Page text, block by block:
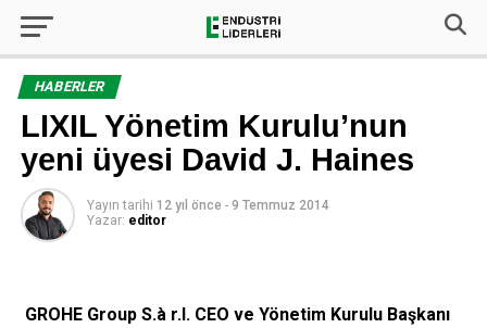
HABERLER
LIXIL Yönetim Kurulu’nun
yeni üyesi David J. Haines
Yayın tarihi 12 yıl önce - 9 Temmuz 2014
Yazar: editor
GROHE Group S.à r.l. CEO ve Yönetim Kurulu Başkanı